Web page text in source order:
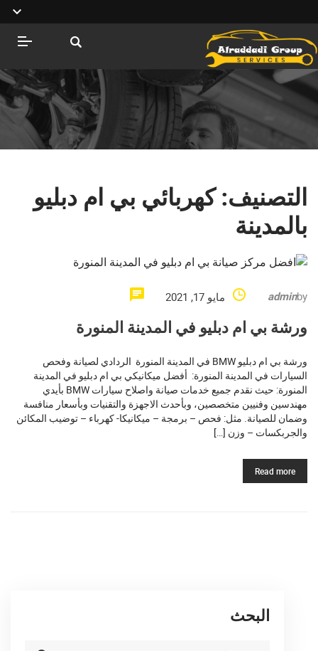
التصنيف: كهربائي بي ام دبليو
بالمدينة
by
admin مايو 17, 2021
ورشة بي ام دبليو في المدينة المنورة
ورشة بي ام دبليو BMW في المدينة المنورة الردادي لصيانة وفحص
السيارات في المدينة المنورة: أفضل ميكانيكي بي ام دبليو في المدينة
المنورة: حيث نقدم جميع خدمات صيانة واصلاح سيارات BMW بأيدي
مهندسين وفنيين متخصصين، وبأحدث الاجهزة والتقنيات وبأسعار منافسة
وضمان للصيانة. مثل: فحص – برمجة – ميكانيكا- كهرباء – توضيب المكائن
والجربكسات – وزن […]
Read more
البحث